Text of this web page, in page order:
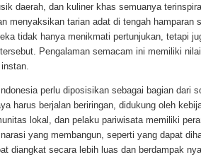
daerah, dan kuliner khas semuanya
menyaksikan tarian adat di tengah hamparan
tidak hanya menikmati pertunjukan, tetapi
Pengalaman semacam ini memiliki
perlu diposisikan sebagai bagian dari
harus berjalan beriringan, didukung oleh
lokal, dan pelaku pariwisata memiliki
yang membangun, seperti yang dapat
diangkat secara lebih luas dan berdampak